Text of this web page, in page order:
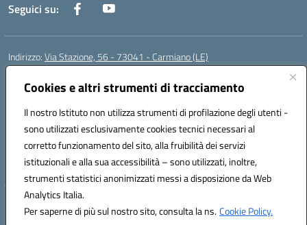
Cookies e altri strumenti di tracciamento
Il nostro Istituto non utilizza strumenti di profilazione degli utenti -
sono utilizzati esclusivamente cookies tecnici necessari al
corretto funzionamento del sito, alla fruibilità dei servizi
istituzionali e alla sua accessibilità – sono utilizzati, inoltre,
strumenti statistici anonimizzati messi a disposizione da Web
Analytics Italia.
Per saperne di più sul nostro sito, consulta la ns.Cookie Policy.
Seguici su:
Indirizzo:Via Stazione, 56 - 73041 - Carmiano (LE)
Centralino:
Posta elettronica certificata (PEC):leic88600a@pec.istruzione.it
Codice fiscale: 93058030755
Codice meccanografico:LEIC88600A
Codice Indice delle Pubbliche Amministrazioni (IPA): istsc_leic88600a
Codice unico di fatturazione (CUF): UFXBKN
Hosting & Powered by 3D Solution S.r.l.
Concept & Design by Designers Italia